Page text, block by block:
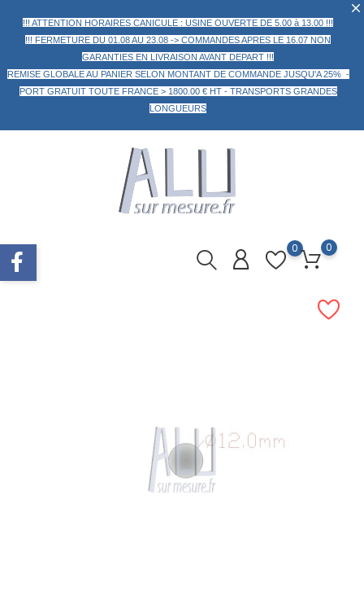
!!! ATTENTION HORAIRES CANICULE : USINE OUVERTE DE 5.00 à 13.00 !!!
!!! FERMETURE DU 01.08 AU 23.08 -> COMMANDES APRES LE 16.07 NON
GARANTIES EN LIVRAISON AVANT DEPART !!!
REMISE GLOBALE AU PANIER SELON MONTANT DE COMMANDE JUSQU'A 25% -
PORT GRATUIT TOUTE FRANCE > 1800.00 € HT - TRANSPORTS GRANDES
LONGUEURS
0 0